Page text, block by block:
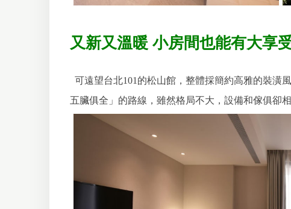
又新又溫暖 小房間也能有大享
可遠望台北101的松山館，整體採簡約高雅的裝潢
五臟俱全」的路線，雖然格局不大，設備和傢俱卻